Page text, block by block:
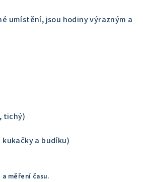
umístění, jsou hodiny výrazným a
tichý)
a budíku)
měření času.